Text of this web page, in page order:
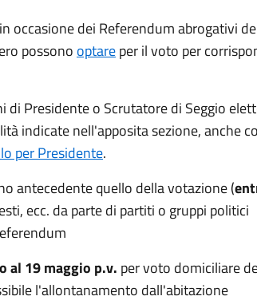
occasione dei Referendum abrogativi
possono optareper il voto per
Presidente o Scrutatore di Seggio
indicate nell'apposita sezione, anche
per Presidente.
antecedente quello della votazione (
ecc. da parte di partiti o gruppi politici
al 19 maggio p.v. per voto domiciliare
l'allontanamento dall'abitazione